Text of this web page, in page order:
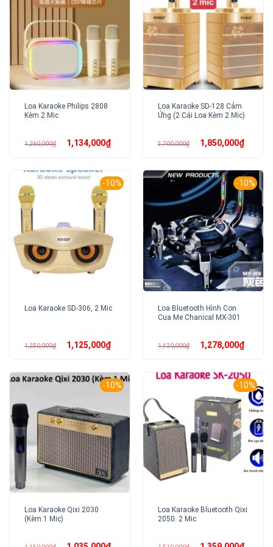
Loa Karaoke Philips 2808
Kèm 2 Mic
1,260,000₫ Giá
gốc1,134,000₫Giá
hiện
Loa Karaoke SD-128 Cảm
Ứng (2 Cái Loa Kèm 2 Mic)
3,700,000₫ Giá
gốc1,850,000₫Giá
hiện
-10%
Loa Karaoke SD-306, 2 Mic
1,250,000₫ Giá
gốc1,125,000₫Giá
hiện
-10%
Loa Bluetooth Hình Con
Cua Me Chanical MX-301
1,420,000₫ Giá
gốc1,278,000₫Giá
hiện
-10%
Loa Karaoke Qixi 2030
(Kèm 1 Mic)
Giá Giá
-10%
Loa Karaoke Bluetooth Qixi
2050. 2 Mic
Giá Giá